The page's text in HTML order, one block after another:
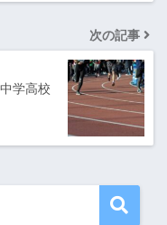
次の記事
学高校